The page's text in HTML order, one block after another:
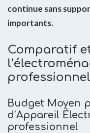
continue sans
importants.
Comparatif
professionnel
Budget Moyen
d’Appareil
professionnel